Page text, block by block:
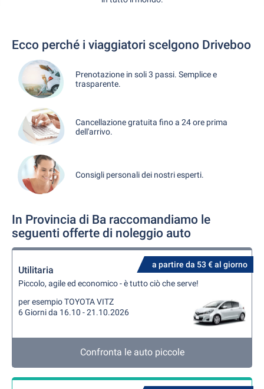
Ecco perché i viaggiatori scelgono Driveboo
Prenotazione in soli 3 passi. Semplice e
trasparente.
Cancellazione gratuita fino a 24 ore prima
dell'arrivo.
Consigli personali dei nostri esperti.
In Provincia di Ba raccomandiamo le
seguenti offerte di noleggio auto
a partire da 53 € al giorno
Utilitaria
Piccolo, agile ed economico - è tutto ciò che serve!
per esempio TOYOTA VITZ
6 Giorni da 16.10 - 21.10.2026
Confronta le auto piccole